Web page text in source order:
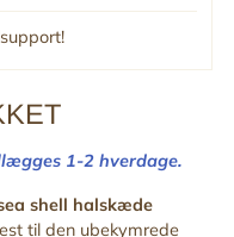
1-2 hverdage.
shell halskæde
til den ubekymrede